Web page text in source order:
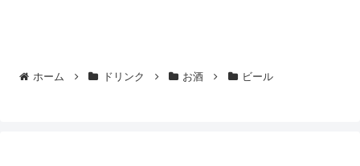
ホーム ドリンク お酒 ビール